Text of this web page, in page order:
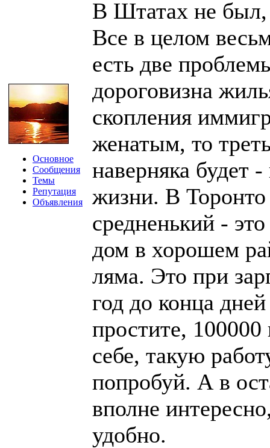
Основное
Сообщения
Темы
Репутация
Объявления
В Штатах не
Все в целом
есть две
дороговизна
скопления
женатым, то
наверняка будет
жизни. В
средненький -
дом в хорошем
ляма. Это при
год до конца
простите,
себе, такую
попробуй. А в
вполне
удобно.